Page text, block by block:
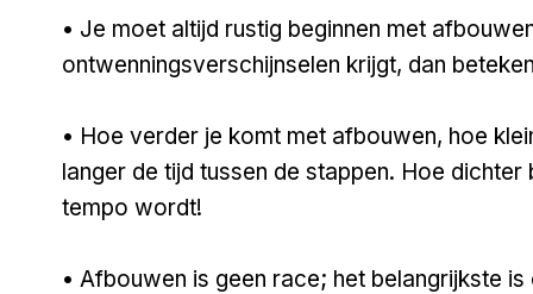
• Je moet altijd rustig beginnen met
ontwenningsverschijnselen krijgt, dan
• Hoe verder je komt met afbouwen, hoe
langer de tijd tussen de stappen. Hoe dichter
tempo wordt!
• Afbouwen is geen race; het belangrijkste